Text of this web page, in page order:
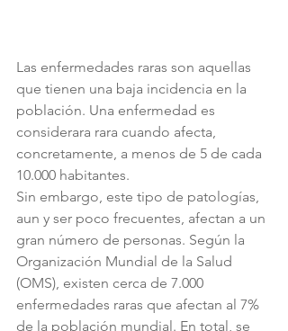
Las enfermedades raras son aquellas
que tienen una baja incidencia en la
población. Una enfermedad es
considerara rara cuando afecta,
concretamente, a menos de 5 de cada
10.000 habitantes.
Sin embargo, este tipo de patologías,
aun y ser poco frecuentes, afectan a un
gran número de personas. Según la
Organización Mundial de la Salud
(OMS), existen cerca de 7.000
enfermedades raras que afectan al 7%
de la población mundial. En total, se